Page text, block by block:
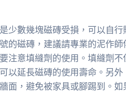
少數幾塊磁磚受損，可以自
的磁磚，建議請專業的泥作師
注意填縫劑的使用。填縫劑
以延長磁磚的使用壽命。另
面，避免被家具或腳踢到。